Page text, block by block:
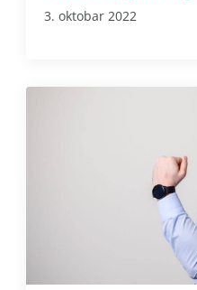
3. oktobar 2022